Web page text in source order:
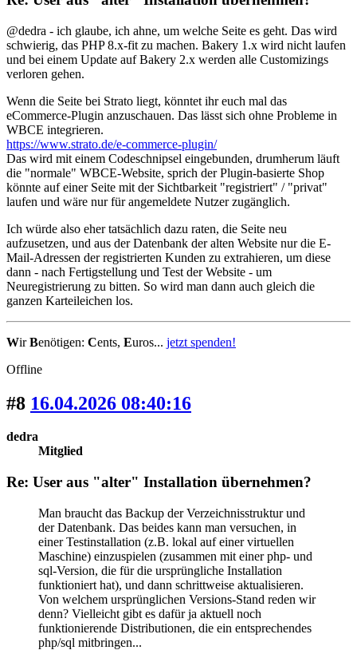
@dedra - ich glaube, ich ahne, um welche Seite es geht. Das wird
schwierig, das PHP 8.x-fit zu machen. Bakery 1.x wird nicht laufen
und bei einem Update auf Bakery 2.x werden alle Customizings
verloren gehen.
Wenn die Seite bei Strato liegt, könntet ihr euch mal das
eCommerce-Plugin anzuschauen. Das lässt sich ohne Probleme in
WBCE integrieren.
https://www.strato.de/e-commerce-plugin/
Das wird mit einem Codeschnipsel eingebunden, drumherum läuft
die "normale" WBCE-Website, sprich der Plugin-basierte Shop
könnte auf einer Seite mit der Sichtbarkeit "registriert" / "privat"
laufen und wäre nur für angemeldete Nutzer zugänglich.
Ich würde also eher tatsächlich dazu raten, die Seite neu
aufzusetzen, und aus der Datenbank der alten Website nur die E-
Mail-Adressen der registrierten Kunden zu extrahieren, um diese
dann - nach Fertigstellung und Test der Website - um
Neuregistrierung zu bitten. So wird man dann auch gleich die
ganzen Karteileichen los.
WirBenötigen: Cents, Euros... jetzt spenden!
Offline
#8 16.04.2026 08:40:16
dedra
Mitglied
Re: User aus "alter" Installation übernehmen?
Man braucht das Backup der Verzeichnisstruktur und
der Datenbank. Das beides kann man versuchen, in
einer Testinstallation (z.B. lokal auf einer virtuellen
Maschine) einzuspielen (zusammen mit einer php- und
sql-Version, die für die ursprüngliche Installation
funktioniert hat), und dann schrittweise aktualisieren.
Von welchem ursprünglichen Versions-Stand reden wir
denn? Vielleicht gibt es dafür ja aktuell noch
funktionierende Distributionen, die ein entsprechendes
php/sql mitbringen...